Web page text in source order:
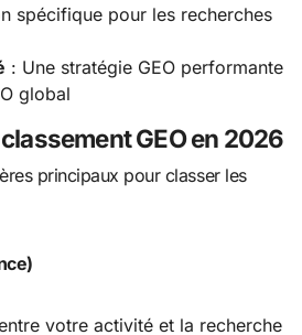
spécifique pour les recherches
: Une stratégie GEO performante
global
GEO en 2026
principaux pour classer les
votre activité et la recherche